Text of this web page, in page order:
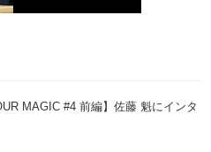
MAGIC #4 前編】佐藤 魁にインタ